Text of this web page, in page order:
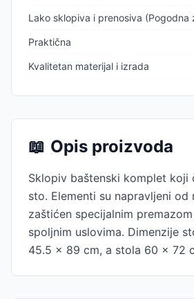
Lako sklopiva i prenosiva (Pogodna
Praktična
Kvalitetan materijal i izrada
📖 Opis proizvoda
Sklopiv baštenski komplet koji
sto. Elementi su napravljeni od
zaštićen specijalnim
spoljnim uslovima. Dimenzije
45.5 x 89 cm, a stola 60 x 72